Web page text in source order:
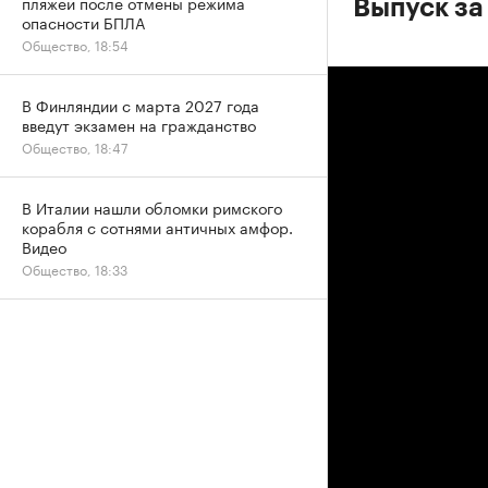
Выпуск
опасности БПЛА
Общество, 18:54
В Финляндии с марта 2027 года
введут экзамен на гражданство
Общество, 18:47
В Италии нашли обломки римского
корабля с сотнями античных амфор.
Видео
Общество, 18:33